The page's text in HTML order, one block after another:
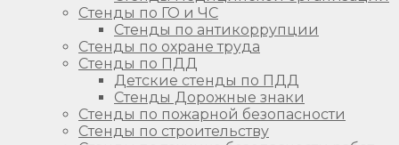
Стенды по ГО и ЧС
Стенды по антикоррупции
Стенды по охране труда
Стенды по ПДД
Детские стенды по ПДД
Стенды Дорожные знаки
Стенды по пожарной безопасности
Стенды по строительству